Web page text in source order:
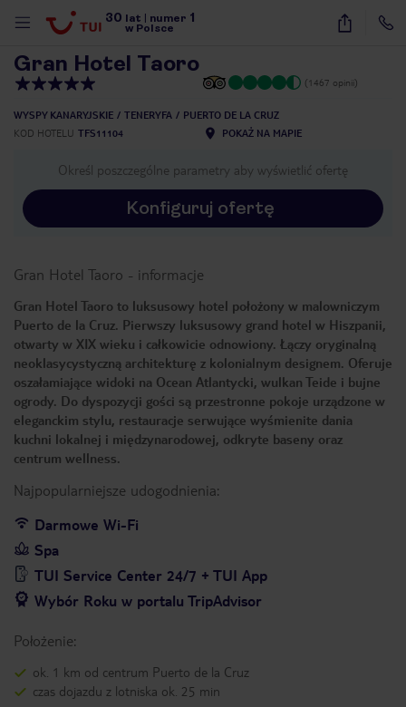
30 lat numer 1
w Polsce
15
Gran Hotel Taoro
(1467 opinii)
WYSPY KANARYJSKIE TENERYFA
PUERTO DE LA CRUZ
KOD HOTELU TFS11104 POKAŻ NA MAPIE
Określ poszczególne parametry aby wyświetlić ofertę
Konfiguruj ofertę
Gran Hotel Taoro - informacje
Gran Hotel Taoro to luksusowy hotel położony w malowniczym
Puerto de la Cruz. Pierwszy luksusowy grand hotel w Hiszpanii,
otwarty w XIX wieku i całkowicie odnowiony. Łączy oryginalną
neoklasycystyczną architekturę z kolonialnym designem. Oferuje
oszałamiające widoki na Ocean Atlantycki, wulkan Teide i bujne
ogrody. Do dyspozycji gości są przestronne pokoje urządzone w
eleganckim stylu, restauracje serwujące wyśmienite dania
kuchni lokalnej i międzynarodowej, odkryte baseny oraz
centrum wellness.
Najpopularniejsze udogodnienia:
Darmowe Wi-Fi
Spa
TUI Service Center 24/7 + TUI App
Wybór Roku w portalu TripAdvisor
Położenie:
ok. 1 km od centrum Puerto de la Cruz
czas dojazdu z lotniska ok. 25 min